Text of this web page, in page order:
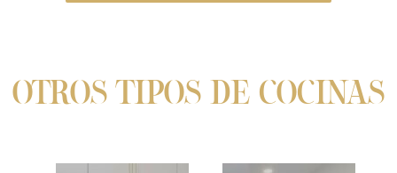
OTROS TIPOS DE COCINAS